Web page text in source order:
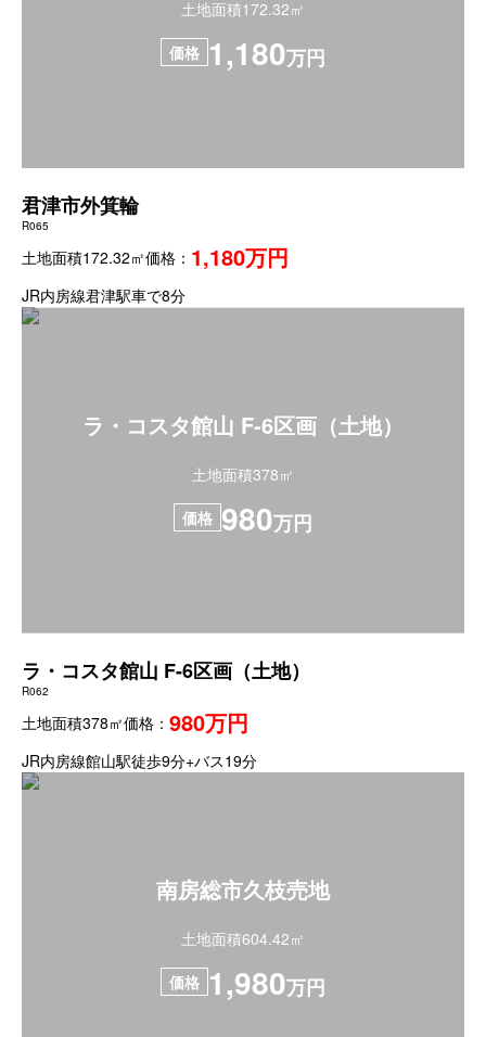
土地面積172.32㎡
価格 1,180万円
君津市外箕輪
R065
土地面積172.32㎡価格： 1,180万円
JR内房線君津駅車で8分
ラ・コスタ館山 F-6区画（土地）
土地面積378㎡
価格 980万円
ラ・コスタ館山 F-6区画（土地）
R062
土地面積378㎡価格： 980万円
JR内房線館山駅徒歩9分+バス19分
南房総市久枝売地
土地面積604.42㎡
価格 1,980万円